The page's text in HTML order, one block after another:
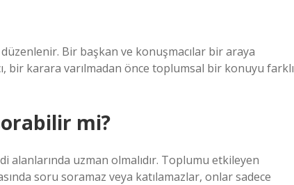
Bir başkan ve konuşmacılar bir araya
bir karara varılmadan önce toplumsal bir konuyu farklı
mi?
alanlarında uzman olmalıdır. Toplumu etkileyen
soru soramaz veya katılamazlar, onlar sadece